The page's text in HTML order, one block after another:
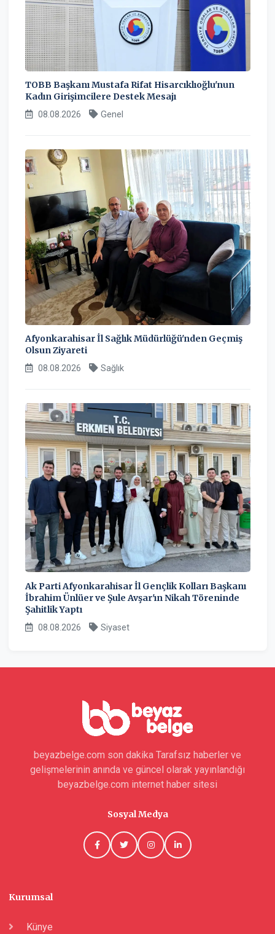
TOBB Başkanı Mustafa Rifat Hisarcıklıoğlu'nun
Kadın Girişimcilere Destek Mesajı
08.08.2026 Genel
Afyonkarahisar İl Sağlık Müdürlüğü'nden Geçmiş
Olsun Ziyareti
08.08.2026 Sağlık
Ak Parti Afyonkarahisar İl Gençlik Kolları Başkanı
İbrahim Ünlüer ve Şule Avşar'ın Nikah Töreninde
Şahitlik Yaptı
08.08.2026 Siyaset
beyazbelge.com son dakika Tarafsız haberler ve
gelişmelerinin anında ve güncel olarak yayınlandığı
beyazbelge.com internet haber sitesi
Sosyal Medya
Kurumsal
Künye